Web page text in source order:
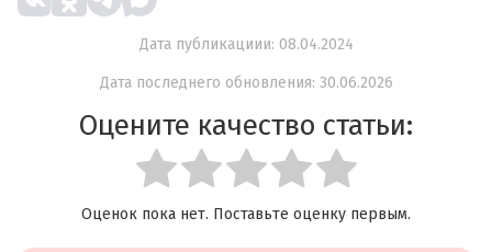
Дата публикациии: 08.04.2024
Дата последнего обновления: 30.06.2026
Оцените качество статьи:
Оценок пока нет. Поставьте оценку первым.